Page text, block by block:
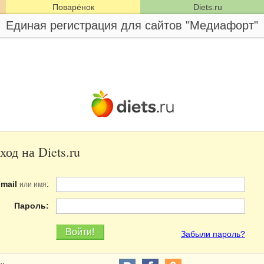
Поварёнок Diets.ru
Единая регистрация для сайтов "Медиафорт"
на Diets.ru
или имя:
Пароль:
Забыли пароль?